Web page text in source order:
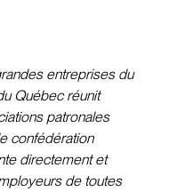
entreprises du
Québec réunit
patronales
confédération
directement et
de toutes